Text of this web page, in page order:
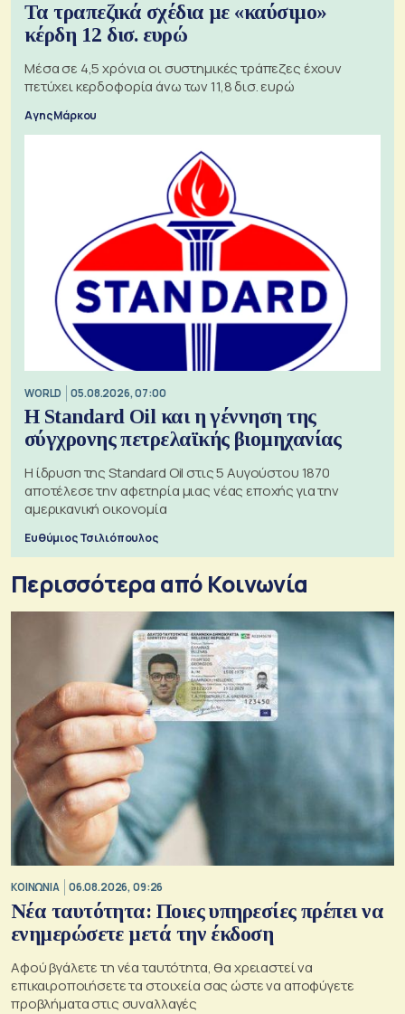
Τα τραπεζικά σχέδια με «καύσιμο»
κέρδη 12 δισ. ευρώ
Μέσα σε 4,5 χρόνια οι συστημικές τράπεζες έχουν
πετύχει κερδοφορία άνω των 11,8 δισ. ευρώ
Αγης Μάρκου
WORLD 05.08.2026, 07:00
Η Standard Oil και η γέννηση της
σύγχρονης πετρελαϊκής βιομηχανίας
Η ίδρυση της Standard Oil στις 5 Αυγούστου 1870
αποτέλεσε την αφετηρία μιας νέας εποχής για την
αμερικανική οικονομία
Ευθύμιος Τσιλιόπουλος
Περισσότερα από Κοινωνία
ΚΟΙΝΩΝΙΑ 06.08.2026, 09:26
Νέα ταυτότητα: Ποιες υπηρεσίες πρέπει να
ενημερώσετε μετά την έκδοση
Αφού βγάλετε τη νέα ταυτότητα, θα χρειαστεί να
επικαιροποιήσετε τα στοιχεία σας ώστε να αποφύγετε
προβλήματα στις συναλλαγές